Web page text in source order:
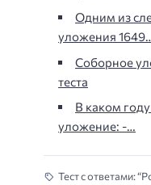
Одним из
уложения
Соборное
теста
В каком
уложение: -…
Тест с ответами: